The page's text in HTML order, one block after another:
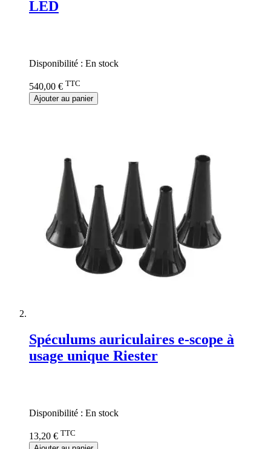
LED
Disponibilité : En stock
540,00 € TTC
Ajouter au panier
Spéculums auriculaires e-scope à
usage unique Riester
Disponibilité : En stock
13,20 € TTC